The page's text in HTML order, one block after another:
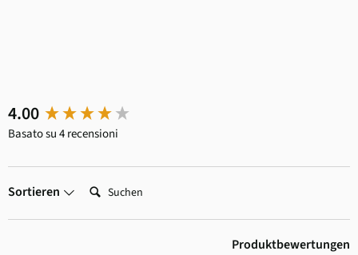
4.00
Basato su 4 recensioni
Sortieren Suchen:
Produktbewertungen
New content loaded